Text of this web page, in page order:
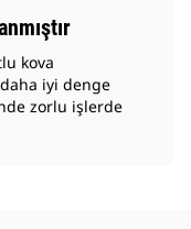
kova
daha iyi denge
zorlu işlerde